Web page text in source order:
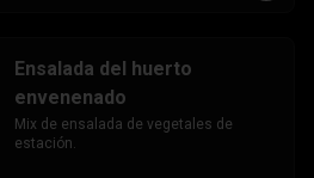
Ensalada del huerto
envenenado
Mix de ensalada de vegetales de
estación.